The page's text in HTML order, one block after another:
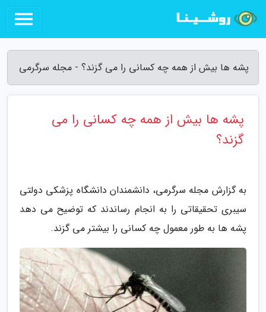
پشه ها بیش از همه چه کسانی را می گزند؟ - مجله سرگرمی
پشه ها بیش از همه چه کسانی را می
گزند؟
به گزارش مجله سرگرمی، دانشمندان دانشگاه پزشکی دولتی
سیبری تحقیقاتی را به انجام رساندند که توضیح می دهد
پشه ها به طور معمول چه کسانی را بیشتر می گزند.